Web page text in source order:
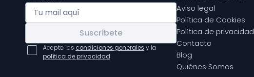
Suscríbete
Acepto las condiciones generales y la
política de privacidad
Aviso legal
Política de Cookies
Política de privacidad
Contacto
Blog
Quiénes Somos